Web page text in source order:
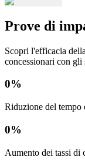
Prove di
Scopri l'efficacia
concessionari con gli
0%
Riduzione del tempo
0%
Aumento dei tassi di